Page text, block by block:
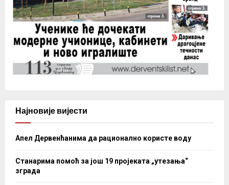
Најновије вијести
Апел Дервенћанима да рационално користе воду
Станарима помоћ за још 19 пројеката „утезања“
зграда